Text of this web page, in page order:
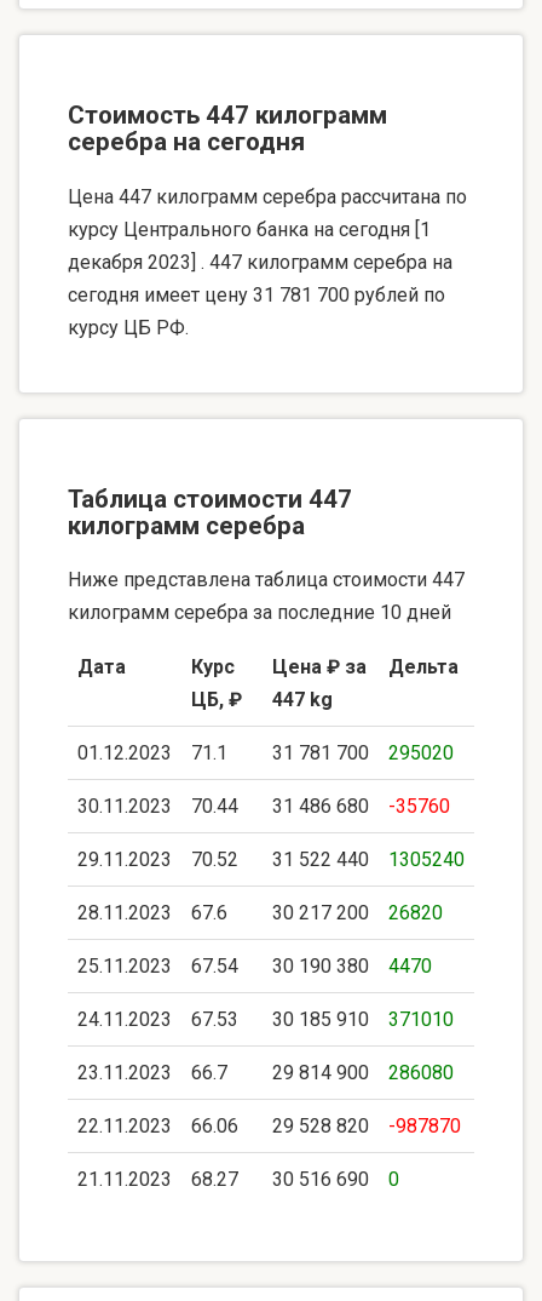
Стоимость 447 килограмм
серебра на сегодня
Цена 447 килограмм серебра рассчитана по
курсу Центрального банка на сегодня [1
декабря 2023] . 447 килограмм серебра на
сегодня имеет цену 31 781 700 рублей по
курсу ЦБ РФ.
Таблица стоимости 447
килограмм серебра
Ниже представлена таблица стоимости 447
килограмм серебра за последние 10 дней
Дата
Курс
ЦБ, ₽
Цена ₽ за
447 kg
Дельта
01.12.2023 71.1 31 781 700 295020
30.11.2023 70.44 31 486 680 -35760
29.11.2023 70.52 31 522 440 1305240
28.11.2023 67.6 30 217 200 26820
25.11.2023 67.54 30 190 380 4470
24.11.2023 67.53 30 185 910 371010
23.11.2023 66.7 29 814 900 286080
22.11.2023 66.06 29 528 820 -987870
21.11.2023 68.27 30 516 690 0